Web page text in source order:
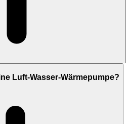
Luft-Wasser-Wärmepumpe?